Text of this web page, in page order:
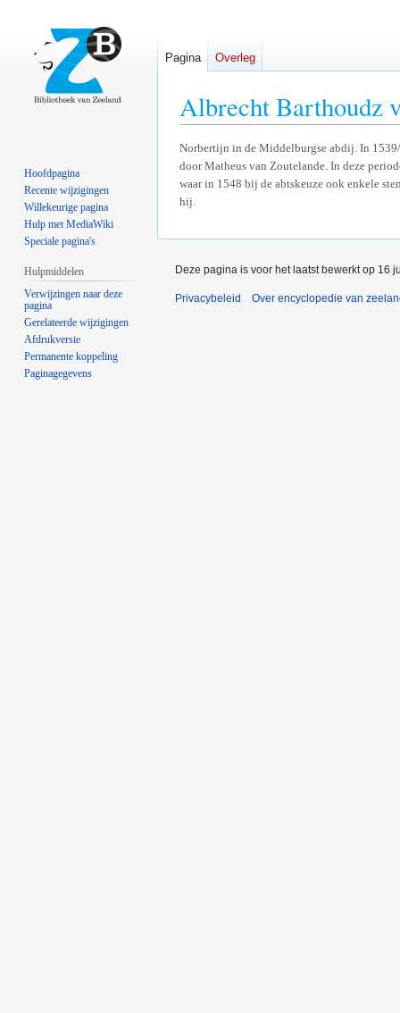
Albrecht Barthoudz
Naar
navigatie
springen
Naar
zoeken
springen
Norbertijn in de Middelburgse abdij. In
door Matheus van Zoutelande. In deze
waar in 1548 bij de abtskeuze ook enkele
hij.
Pagina Overleg
Hoofdpagina
Recente wijzigingen
Willekeurige pagina
Hulp met MediaWiki
Speciale pagina's
Hulpmiddelen
Verwijzingen naar deze
pagina
Gerelateerde wijzigingen
Afdrukversie
Permanente koppeling
Paginagegevens
Deze pagina is voor het laatst bewerkt op 16
Privacybeleid Over encyclopedie van